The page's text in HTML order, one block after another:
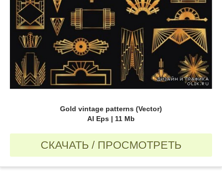
Gold vintage patterns (Vector)
AI Eps | 11 Mb
СКАЧАТЬ / ПРОСМОТРЕТЬ